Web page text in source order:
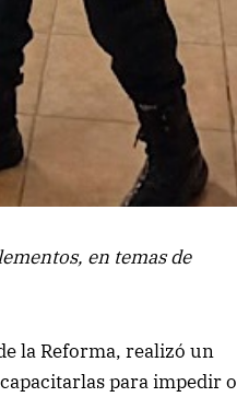
en temas de
la Reforma, realizó un
para impedir o